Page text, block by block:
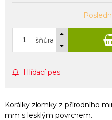
šňůra
Hlídací pes
Korálky zlomky z přírodního
mm s lesklým povrchem.